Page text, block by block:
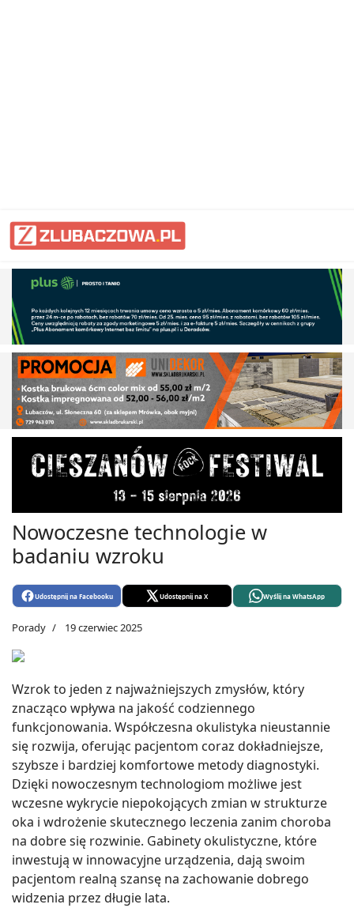
Nowoczesne technologie w
badaniu wzroku
Udostępnij na Facebooku Udostępnij na X Wyślij na WhatsApp
Porady 19 czerwiec 2025
Wzrok to jeden z najważniejszych zmysłów, który
znacząco wpływa na jakość codziennego
funkcjonowania. Współczesna okulistyka nieustannie
się rozwija, oferując pacjentom coraz dokładniejsze,
szybsze i bardziej komfortowe metody diagnostyki.
Dzięki nowoczesnym technologiom możliwe jest
wczesne wykrycie niepokojących zmian w strukturze
oka i wdrożenie skutecznego leczenia zanim choroba
na dobre się rozwinie. Gabinety okulistyczne, które
inwestują w innowacyjne urządzenia, dają swoim
pacjentom realną szansę na zachowanie dobrego
widzenia przez długie lata.